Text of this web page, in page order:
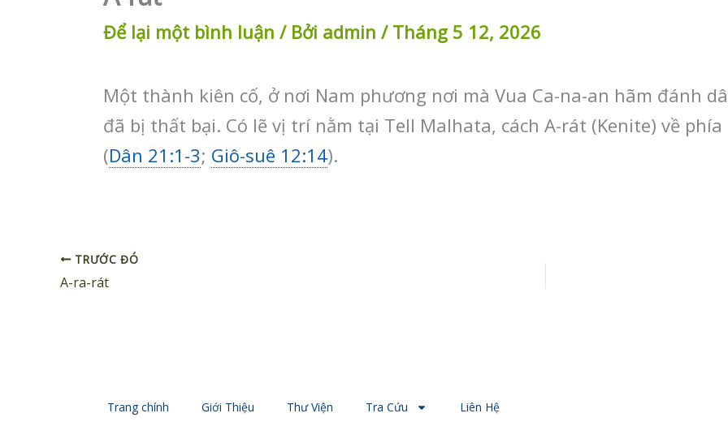
Để lại một bình luận / Bởi admin / Tháng 5 12, 2026
Một thành kiên cố, ở nơi Nam phương nơi mà Vua Ca-na-an hãm đánh
đã bị thất bại. Có lẽ vị trí nằm tại Tell Malhata, cách A-rát (Kenite) về
(Dân 21:1-3; Giô-suê 12:14).
TRƯỚC ĐÓ
A-ra-rát
Trang chính Giới Thiệu Thư Viện Tra Cứu Liên Hệ